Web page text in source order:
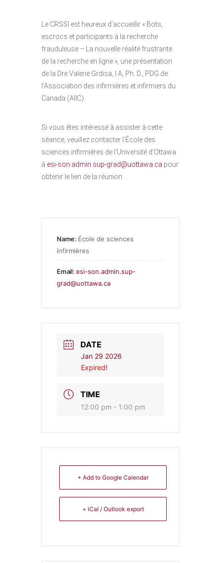
Le CRSSI est heureux d’accueillir « Bots,
escrocs et participants à la recherche
frauduleuse – La nouvelle réalité frustrante
de la recherche en ligne », une présentation
de la Dre Valerie Grdisa, I.A, Ph. D., PDG de
l’Association des infirmières et infirmiers du
Canada (AIIC).
Si vous êtes intéressé à assister à cette
séance, veuillez contacter l’École des
sciences infirmières de l’Université d’Ottawa
à esi-son.admin.sup-grad@uottawa.ca pour
obtenir le lien de la réunion.
Name: École de sciences
infirmières
Email: esi-son.admin.sup-
grad@uottawa.ca
DATE
Jan 29 2026
Expired!
TIME
12:00 pm - 1:00 pm
+ Add to Google Calendar
+ iCal / Outlook export